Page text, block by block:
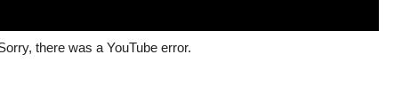
there was a YouTube error.